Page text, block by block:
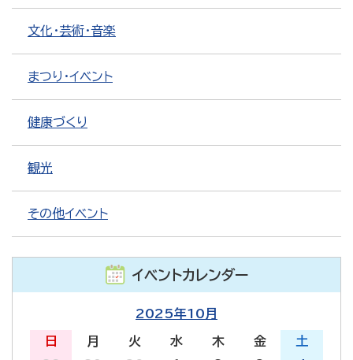
文化・芸術・音楽
まつり・イベント
健康づくり
観光
その他イベント
イベントカレンダー
2025年10月
日 月 火 水 木 金
土